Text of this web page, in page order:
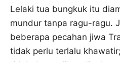
Lelaki tua bungkuk itu
mundur tanpa ragu-ragu.
beberapa pecahan jiwa
tidak perlu terlalu